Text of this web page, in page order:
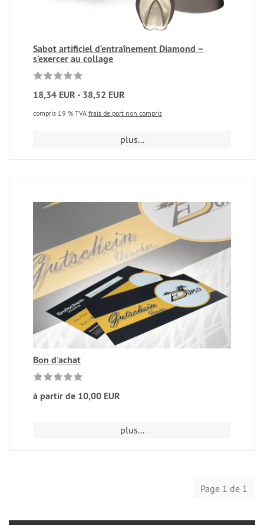
Sabot artificiel d'entraînement Diamond –
s'exercer au collage
18,34 EUR - 38,52 EUR
compris 19 % TVA frais de port non compris
plus...
Bon d'achat
à partir de 10,00 EUR
plus...
Page 1 de 1